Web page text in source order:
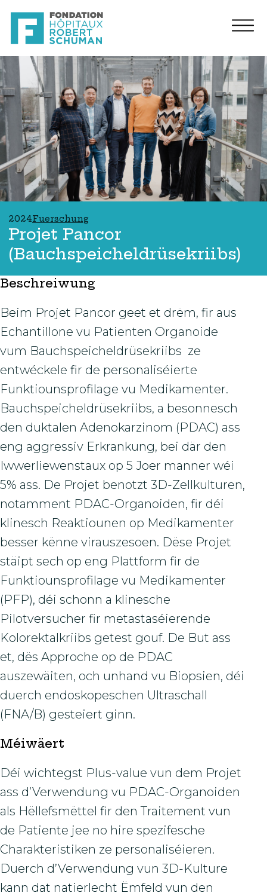
2024Fuerschung
Projet Pancor
(Bauchspeicheldrüsekriibs)
Beschreiwung
Beim Projet Pancor geet et drëm, fir aus
Echantillone vu Patienten Organoide
vum Bauchspeicheldrüsekriibs ze
entwéckele fir de personaliséierte
Funktiounsprofilage vu Medikamenter.
Bauchspeicheldrüsekriibs, a besonnesch
den duktalen Adenokarzinom (PDAC) ass
eng aggressiv Erkrankung, bei där den
Iwwerliewenstaux op 5 Joer manner wéi
5% ass. De Projet benotzt 3D-Zellkulturen,
notamment PDAC-Organoiden, fir déi
klinesch Reaktiounen op Medikamenter
besser kënne virauszesoen. Dëse Projet
stäipt sech op eng Plattform fir de
Funktiounsprofilage vu Medikamenter
(PFP), déi schonn a klinesche
Pilotversucher fir metastaséierende
Kolorektalkriibs getest gouf. De But ass
et, dës Approche op de PDAC
auszewäiten, och unhand vu Biopsien, déi
duerch endoskopeschen Ultraschall
(FNA/B) gesteiert ginn.
Méiwäert
Déi wichtegst Plus-value vun dem Projet
ass d’Verwendung vu PDAC-Organoiden
als Hëllefsmëttel fir den Traitement vun
de Patiente jee no hire spezifesche
Charakteristiken ze personaliséieren.
Duerch d’Verwendung vun 3D-Kulture
kann dat natierlecht Ëmfeld vun den